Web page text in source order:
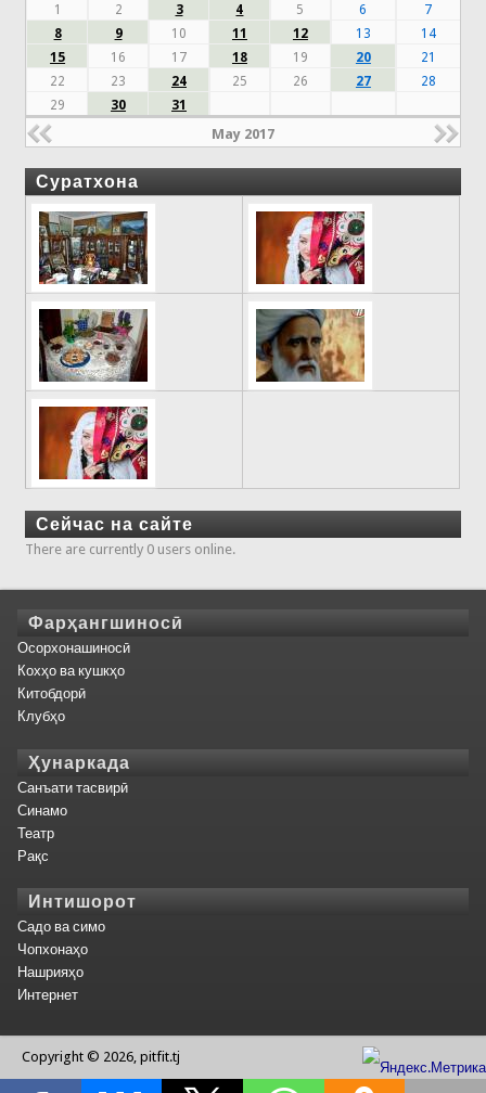
1
2 3 4 5 6
7
8
9 10 11 12 13
14
15
16 17 18 19 20
21
22
23 24 25 26 27
28
29
30 31
May 2017
Суратхона
Сейчас на сайте
There are currently 0 users online.
Фарҳангшиносӣ
Осорхонашиносӣ
Кохҳо ва кушкҳо
Китобдорӣ
Клубҳо
Ҳунаркада
Санъати тасвирӣ
Синамо
Театр
Рақс
Интишорот
Садо ва симо
Чопхонаҳо
Нашрияҳо
Интернет
Copyright © 2026, pitfit.tj